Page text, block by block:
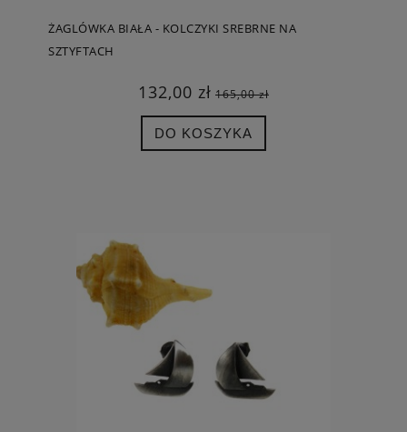
ŻAGLÓWKA BIAŁA - KOLCZYKI SREBRNE NA
SZTYFTACH
132,00 zł 165,00 zł
DO KOSZYKA